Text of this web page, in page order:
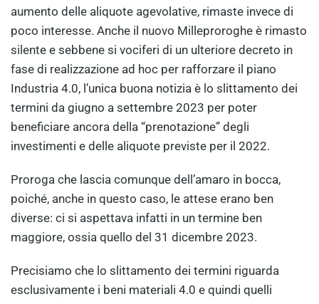
aumento delle aliquote agevolative, rimaste invece di
poco interesse. Anche il nuovo Milleproroghe è rimasto
silente e sebbene si vociferi di un ulteriore decreto in
fase di realizzazione ad hoc per rafforzare il piano
Industria 4.0, l’unica buona notizia è lo slittamento dei
termini da giugno a settembre 2023 per poter
beneficiare ancora della “prenotazione” degli
investimenti e delle aliquote previste per il 2022.
Proroga che lascia comunque dell’amaro in bocca,
poiché, anche in questo caso, le attese erano ben
diverse: ci si aspettava infatti in un termine ben
maggiore, ossia quello del 31 dicembre 2023.
Precisiamo che lo slittamento dei termini riguarda
esclusivamente i beni materiali 4.0 e quindi quelli